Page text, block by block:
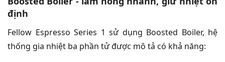
định
Fellow Espresso Series 1 sử dụng Boosted Boiler, hệ
thống gia nhiệt ba phần tử được mô tả có khả năng: